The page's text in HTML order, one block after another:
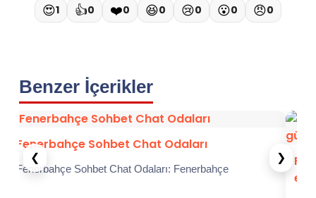
😍1 👍0 ❤️0 😆0 😢0 😮0 😠0
Benzer İçerikler
Fransa sohbet : Fransız Sohbet odalarında
en güzel dakikalar
Yeni
kadar
❮ ❯